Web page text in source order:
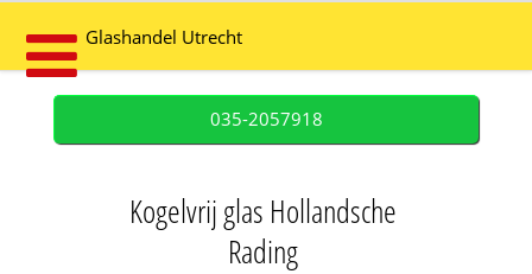
Glashandel Utrecht
035-2057918
Kogelvrij glas Hollandsche
Rading